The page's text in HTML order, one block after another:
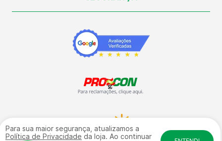
Para sua maior segurança, atualizamos a
Política de Privacidade da loja. Ao continuar